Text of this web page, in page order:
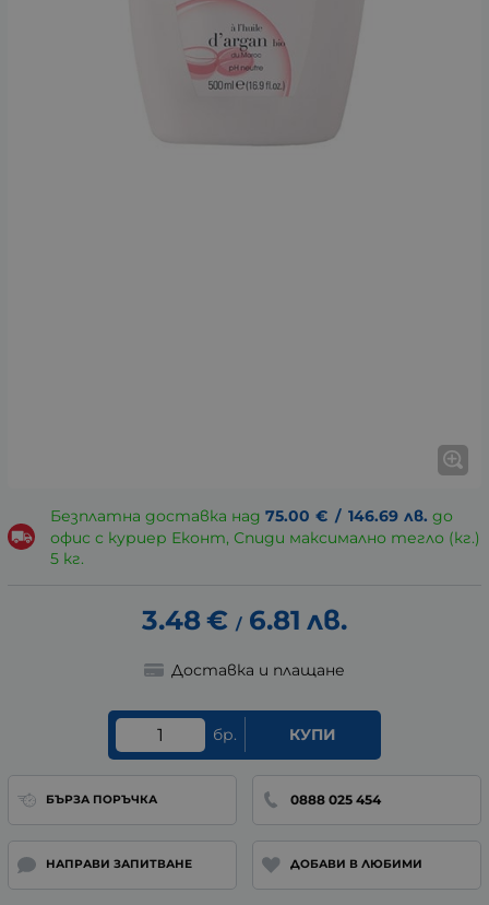
Безплатна доставка над 75.00 € / 146.69 лв. до
офис с куриер Еконт, Спиди максимално тегло (кг.)
5 кг.
3.48€ / 6.81 лв.
Доставка и плащане
бр. КУПИ
БЪРЗА ПОРЪЧКА 0888 025 454
НАПРАВИ ЗАПИТВАНЕ ДОБАВИ В ЛЮБИМИ